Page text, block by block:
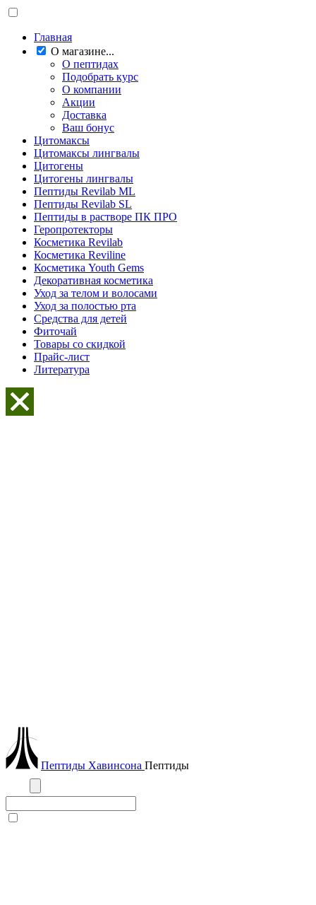
Главная
О магазине...
О пептидах
Подобрать курс
О компании
Акции
Доставка
Ваш бонус
Цитомаксы
Цитомаксы лингвалы
Цитогены
Цитогены лингвалы
Пептиды Revilab ML
Пептиды Revilab SL
Пептиды в растворе ПК ПРО
Геропротекторы
Косметика Revilab
Косметика Reviline
Косметика Youth Gems
Декоративная косметика
Уход за телом и волосами
Уход за полостью рта
Средства для детей
Фиточай
Товары со скидкой
Прайс-лист
Литература
Пептиды Хавинсона Пептиды